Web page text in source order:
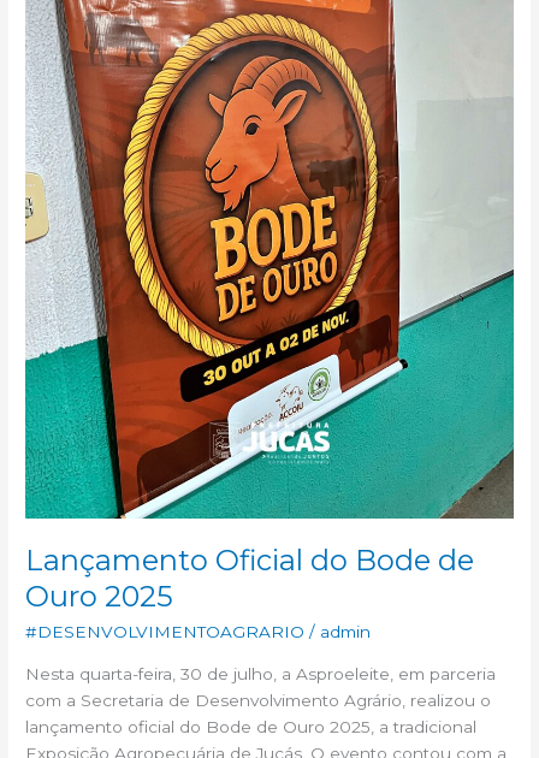
Lançamento Oficial do Bode de
Ouro 2025
#DESENVOLVIMENTOAGRARIO / admin
Nesta quarta-feira, 30 de julho, a Asproeleite, em parceria
com a Secretaria de Desenvolvimento Agrário, realizou o
lançamento oficial do Bode de Ouro 2025, a tradicional
Exposição Agropecuária de Jucás. O evento contou com a
Ouro
2025